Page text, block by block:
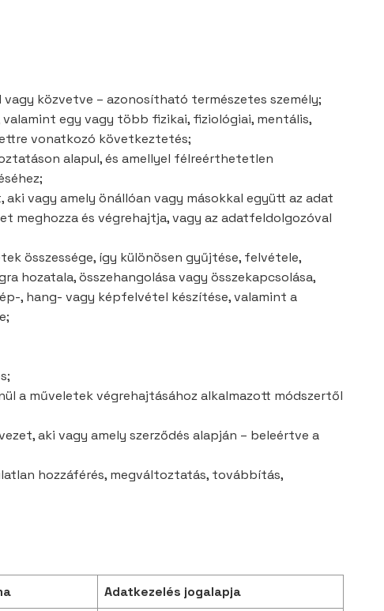
közvetve – azonosítható természetes személy;
egy vagy több fizikai, fiziológiai, mentális,
vonatkozó következtetés;
alapul, és amellyel félreérthetetlen
vagy amely önállóan vagy másokkal együtt az adat
meghozza és végrehajtja, vagy az adatfeldolgozóval
összessége, így különösen gyűjtése, felvétele,
hozatala, összehangolása vagy összekapcsolása,
, hang- vagy képfelvétel készítése, valamint a
a műveletek végrehajtásához alkalmazott módszertől
aki vagy amely szerződés alapján – beleértve a
hozzáférés, megváltoztatás, továbbítás,
Adatkezelés jogalapja